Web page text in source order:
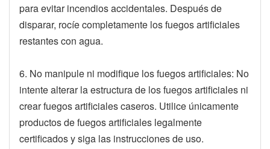
para evitar incendios accidentales. Después de
disparar, rocíe completamente los fuegos artificiales
restantes con agua.
6. No manipule ni modifique los fuegos artificiales: No
intente alterar la estructura de los fuegos artificiales ni
crear fuegos artificiales caseros. Utilice únicamente
productos de fuegos artificiales legalmente
certificados y siga las instrucciones de uso.